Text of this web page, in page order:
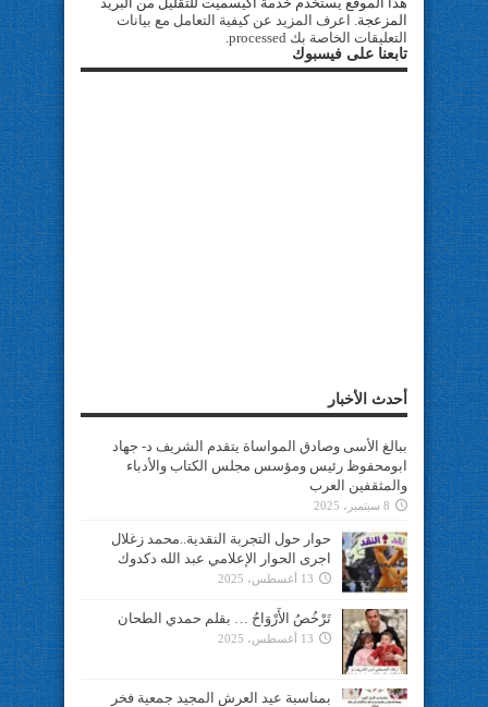
المزعجة. اعرف المزيد عن كيفية التعامل مع بيانات
التعليقات الخاصة بك processed
تابعنا على فيسبوك
أحدث الأخبار
ببالغ الأسى وصادق المواساة يتقدم الشريف د- جهاد
ابومحفوظ رئيس ومؤسس مجلس الكتاب والأدباء
والمثقفين العرب
8 سبتمبر، 2025
حوار حول التجربة النقدية..محمد زغلال
اجرى الحوار الإعلامي عبد الله دكدوك
13 أغسطس، 2025
تَرْخُصُ الأَرْوَاحُ … بقلم حمدي الطحان
13 أغسطس، 2025
بمناسبة عيد العرش المجيد جمعية فخر